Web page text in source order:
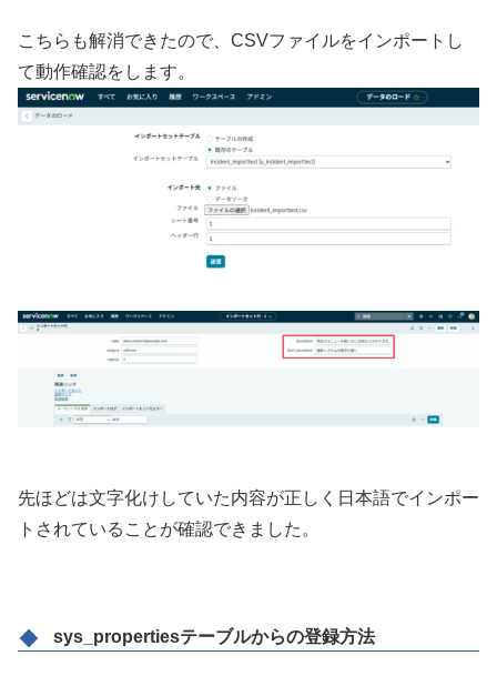
こちらも解消できたので、CSVファイルをインポートし
て動作確認をします。
先ほどは文字化けしていた内容が正しく日本語でインポー
トされていることが確認できました。
sys_propertiesテーブルからの登録方法